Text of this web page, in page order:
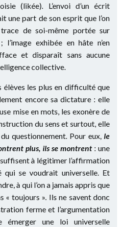
(likée). L’envoi d’un écrit
une part de son esprit que l’on
de soi-même portée sur
l’image exhibée en hâte n’en
et disparaît sans aucune
collective.
élèves les plus en difficulté que
encore sa dictature : elle
mise en mots, les exonère de
du sens et surtout, elle
questionnement. Pour eux, le
plus, ils se montrent : une
à légitimer l’affirmation
qui se voudrait universelle. Et
à qui l’on a jamais appris que
« toujours ». Ils ne savent donc
ferme et l’argumentation
émerger une loi universelle